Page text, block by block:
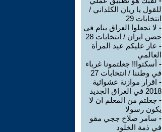
للقول يا ريان الكلداني /
انتخابات 29
- لا تجعلوا العراق ينام في
حضن ايران / انتخابات 28
- عار عليكم عيد المرأة
العالمي
- أسكتوا!! جعلتمونا غرباء
في وطننا / انتخابات 27
- اقرار موازنة عشوائية
2018 في العراق الجديد
- جعلتم من المعلم ان لا
يكون رسولا
- سامر صلاح ججي مقو
في ذمة الخلود